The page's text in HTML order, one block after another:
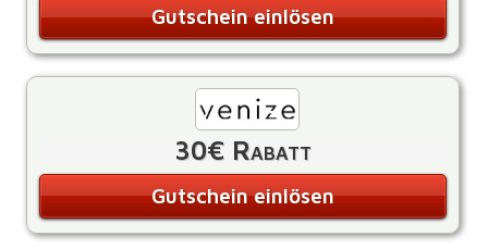
Gutschein einlösen
30€ Rabatt
Gutschein einlösen